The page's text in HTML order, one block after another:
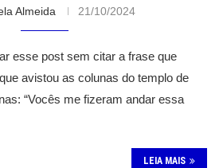
Almeida 21/10/2024
esse post sem citar a frase que
avistou as colunas do templo de
“Vocês me fizeram andar essa
LEIA MAIS